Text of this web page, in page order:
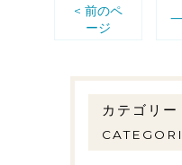
< 前のペ
ージ
カテゴリー